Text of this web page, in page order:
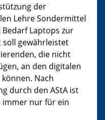
der
Lehre Sondermittel
Laptops zur
soll gewährleistet
die nicht
an den digitalen
Nach
durch den AStA ist
immer nur für ein